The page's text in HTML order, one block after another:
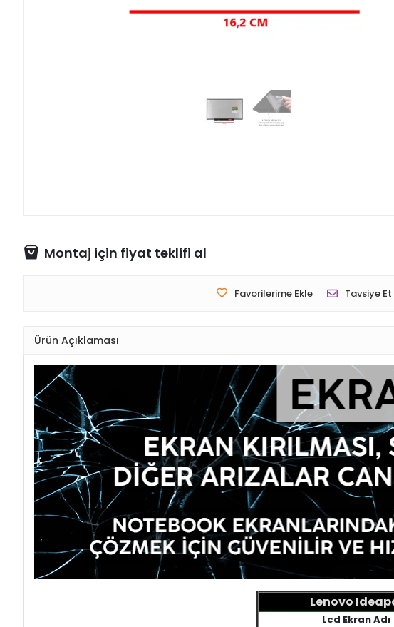
Montaj için fiyat teklifi al
Favorilerime Ekle Tavsiye Et
Ürün Açıklaması
Lenovo
Lcd Ekran Adı